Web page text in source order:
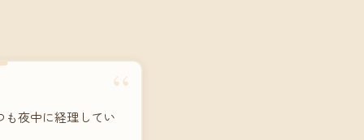
“
も夜中に経理してい